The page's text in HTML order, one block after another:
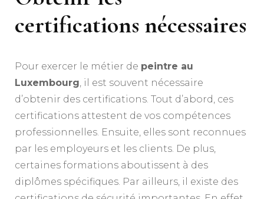
certifications nécessaires
Pour exercer le métier de peintre au
Luxembourg, il est souvent nécessaire
d’obtenir des certifications. Tout d’abord, ces
certifications attestent de vos compétences
professionnelles. Ensuite, elles sont reconnues
par les employeurs et les clients. De plus,
certaines formations aboutissent à des
diplômes spécifiques. Par ailleurs, il existe des